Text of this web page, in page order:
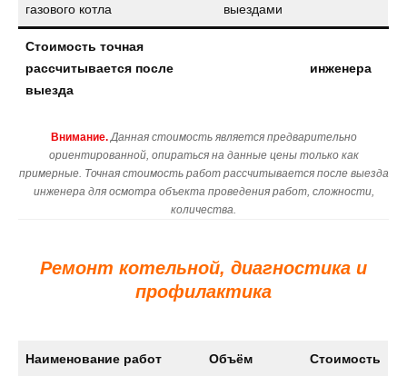
газового котла
выездами
Стоимость точная
рассчитывается после
выезда
инженера
Внимание. Данная стоимость является предварительно
ориентированной, опираться на данные цены только как
примерные. Точная стоимость работ рассчитывается после выезда
инженера для осмотра объекта проведения работ, сложности,
количества.
Ремонт котельной, диагностика и
профилактика
Наименование работ Объём Стоимость